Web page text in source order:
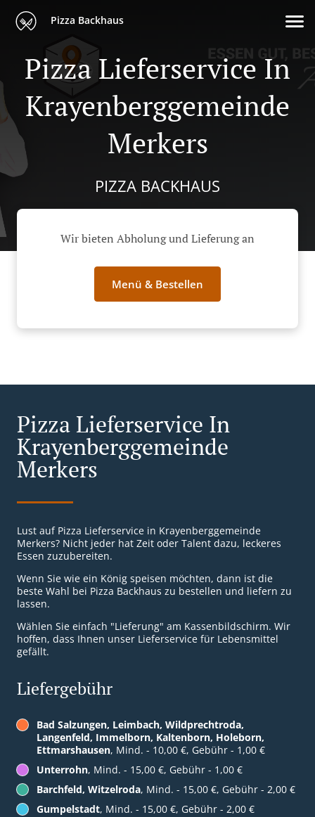
Pizza Backhaus
Pizza Lieferservice In
Krayenberggemeinde
Merkers
PIZZA BACKHAUS
Wir bieten Abholung und Lieferung an
Menü & Bestellen
Pizza Lieferservice In
Krayenberggemeinde
Merkers
Lust auf Pizza Lieferservice in Krayenberggemeinde
Merkers? Nicht jeder hat Zeit oder Talent dazu, leckeres
Essen zuzubereiten.
Wenn Sie wie ein König speisen möchten, dann ist die
beste Wahl bei Pizza Backhaus zu bestellen und liefern zu
lassen.
Wählen Sie einfach "Lieferung" am Kassenbildschirm. Wir
hoffen, dass Ihnen unser Lieferservice für Lebensmittel
gefällt.
Liefergebühr
Bad Salzungen, Leimbach, Wildprechtroda,
Langenfeld, Immelborn, Kaltenborn, Holeborn,
Ettmarshausen, Mind. - 10,00 €, Gebühr - 1,00 €
Unterrohn, Mind. - 15,00 €, Gebühr - 1,00 €
Barchfeld, Witzelroda, Mind. - 15,00 €, Gebühr - 2,00 €
Gumpelstadt, Mind. - 15,00 €, Gebühr - 2,00 €